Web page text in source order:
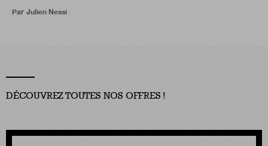
Par Julien Nessi
DÉCOUVREZ TOUTES NOS OFFRES !